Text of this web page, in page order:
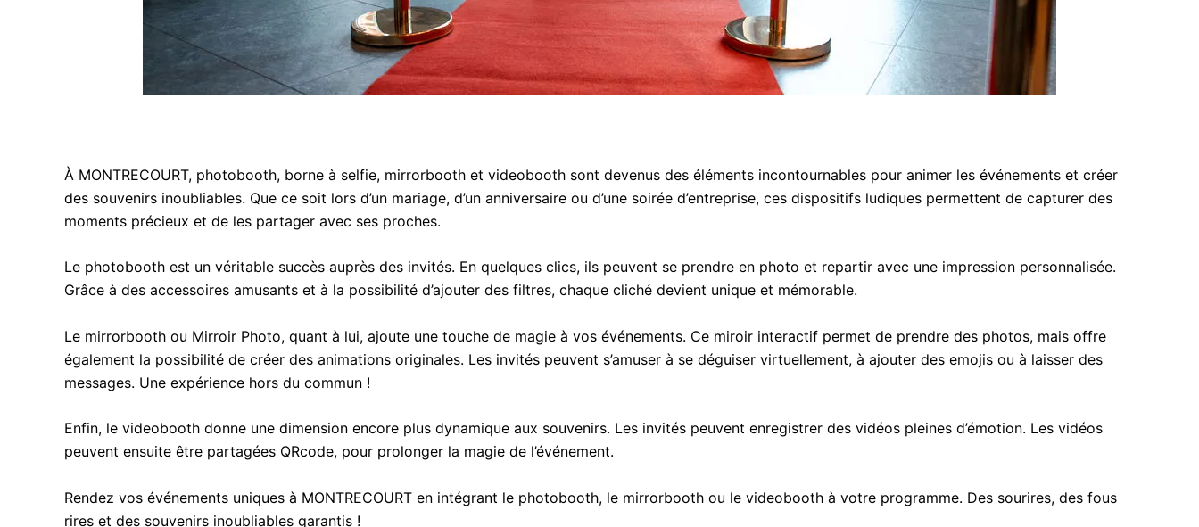
À MONTRECOURT, photobooth, borne à selfie, mirrorbooth et videobooth sont devenus des éléments incontournables pour animer les événements et créer
des souvenirs inoubliables. Que ce soit lors d’un mariage, d’un anniversaire ou d’une soirée d’entreprise, ces dispositifs ludiques permettent de capturer des
moments précieux et de les partager avec ses proches.
Le photobooth est un véritable succès auprès des invités. En quelques clics, ils peuvent se prendre en photo et repartir avec une impression personnalisée.
Grâce à des accessoires amusants et à la possibilité d’ajouter des filtres, chaque cliché devient unique et mémorable.
Le mirrorbooth ou Mirroir Photo, quant à lui, ajoute une touche de magie à vos événements. Ce miroir interactif permet de prendre des photos, mais offre
également la possibilité de créer des animations originales. Les invités peuvent s’amuser à se déguiser virtuellement, à ajouter des emojis ou à laisser des
messages. Une expérience hors du commun !
Enfin, le videobooth donne une dimension encore plus dynamique aux souvenirs. Les invités peuvent enregistrer des vidéos pleines d’émotion. Les vidéos
peuvent ensuite être partagées QRcode, pour prolonger la magie de l’événement.
Rendez vos événements uniques à MONTRECOURT en intégrant le photobooth, le mirrorbooth ou le videobooth à votre programme. Des sourires, des fous
rires et des souvenirs inoubliables garantis !